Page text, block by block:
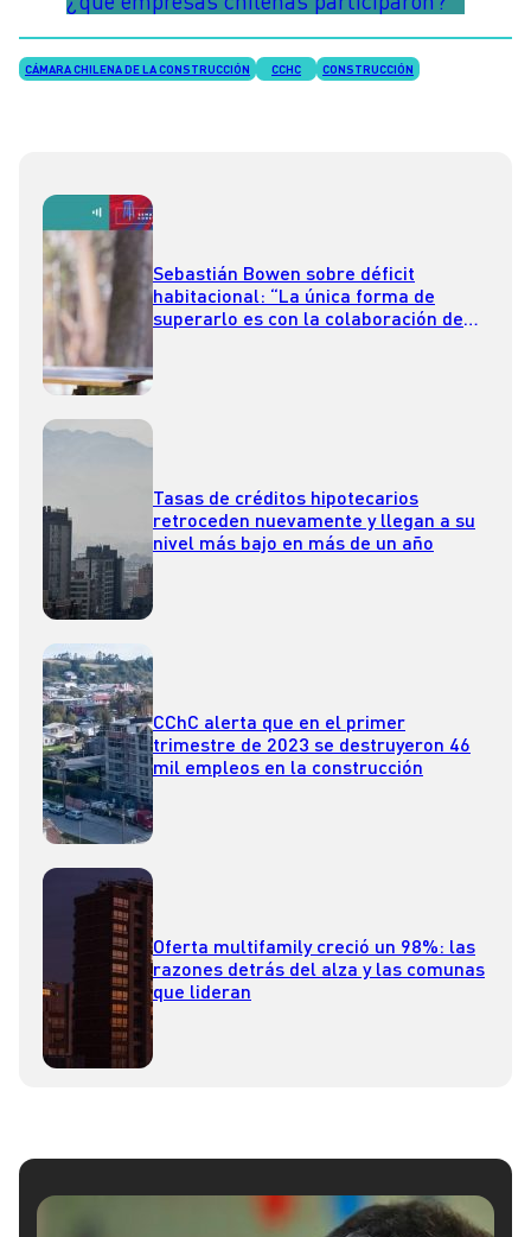
CÁMARA CHILENA DE LA CONSTRUCCIÓN CCHC CONSTRUCCIÓN
Sebastián Bowen sobre déficit
habitacional: “La única forma de
superarlo es con la colaboración de
Tasas de créditos hipotecarios
retroceden nuevamente y llegan a su
nivel más bajo en más de un año
CChC alerta que en el primer
trimestre de 2023 se destruyeron 46
mil empleos en la construcción
Oferta multifamily creció un 98%: las
razones detrás del alza y las comunas
que lideran